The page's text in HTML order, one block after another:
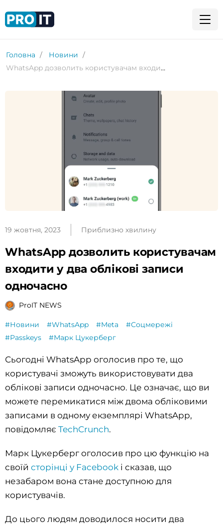
Головна
Новини
WhatsApp дозволить користувачам входити у два облікові записи одночасно
19 жовтня, 2023 Приблизно хвилину
WhatsApp дозволить користувачам
входити у два облікові записи
одночасно
ProIT NEWS
#Новини #WhatsApp #Meta
#Соцмережі
#Passkeys
#Марк Цукерберг
Сьогодні WhatsApp оголосив про те, що
користувачі зможуть використовувати два
облікові записи одночасно. Це означає, що ви
можете перемикатися між двома обліковими
записами в одному екземплярі WhatsApp,
повідомляє TechCrunch.
Марк Цукерберг оголосив про цю функцію на
своїй сторінці у Facebook і сказав, що
незабаром вона стане доступною для
користувачів.
До цього людям доводилося носити два